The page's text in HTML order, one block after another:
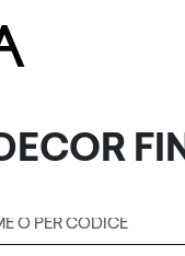
o per codice